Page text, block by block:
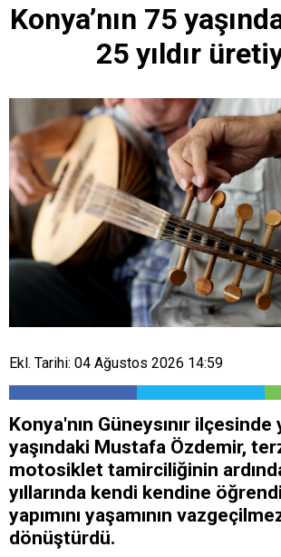
Konya’nın 75
25 yıldır
Ekl. Tarihi: 04 Ağustos 2026 14:59
Konya'nın Güneysınır ilçesinde
yaşındaki Mustafa Özdemir,
motosiklet tamirciliğinin
yıllarında kendi kendine
yapımını yaşamının
dönüştürdü.